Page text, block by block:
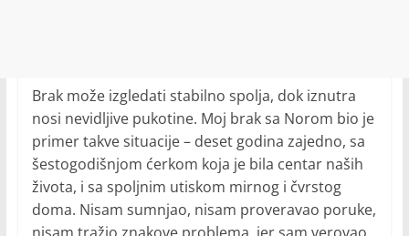
Brak može izgledati stabilno spolja, dok iznutra
nosi nevidljive pukotine. Moj brak sa Norom bio je
primer takve situacije – deset godina zajedno, sa
šestogodišnjom ćerkom koja je bila centar naših
života, i sa spoljnim utiskom mirnog i čvrstog
doma. Nisam sumnjao, nisam proveravao poruke,